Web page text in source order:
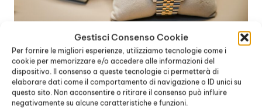
Gestisci Consenso Cookie
Per fornire le migliori esperienze, utilizziamo tecnologie come i
cookie per memorizzare e/o accedere alle informazioni del
dispositivo. Il consenso a queste tecnologie ci permetterà di
elaborare dati come il comportamento di navigazione o ID unici su
questo sito. Non acconsentire o ritirare il consenso può influire
negativamente su alcune caratteristiche e funzioni.
Acquisto Rolex Prezzi MilanoSan Giuliano
Milanese
Acquisto Rolex Prezzo MilanoSan
Giuliano Milanese
Comprare Rolex Prezzi Milano